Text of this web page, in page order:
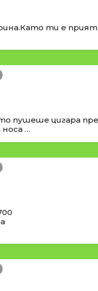
ти е
пушеше цигара
…